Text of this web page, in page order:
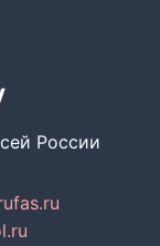
России
fas.ru